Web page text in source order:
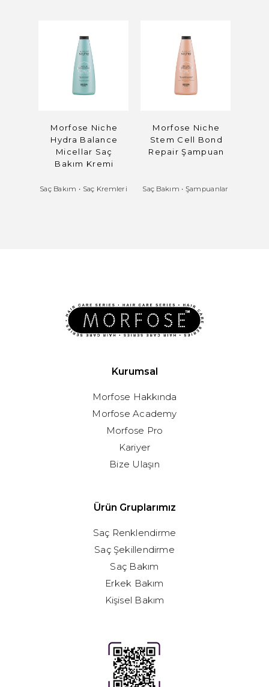
Morfose Niche
Hydra Balance
Micellar Saç
Bakım Kremi
Saç Bakım • Saç Kremleri
Morfose Niche
Stem Cell Bond
Repair Şampuan
Saç Bakım • Şampuanlar
Kurumsal
Morfose Hakkında
Morfose Academy
Morfose Pro
Kariyer
Bize Ulaşın
Ürün Gruplarımız
Saç Renklendirme
Saç Şekillendirme
Saç Bakım
Erkek Bakım
Kişisel Bakım